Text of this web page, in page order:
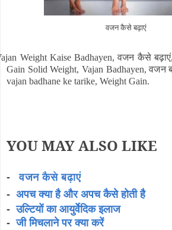
वजन कैसे बढ़ाएं
Weight Kaise Badhayen, वजन कैसे
Gain Solid Weight, Vajan Badhayen, वजन
vajan badhane ke tarike, Weight Gain.
YOU MAY ALSO LIKE
-वजन कैसे बढ़ाएं
- अपच क्या है और अपच कैसे होती है
- उल्टियों का आयुर्वेदिक इलाज
- जी मिचलाने पर क्या करें